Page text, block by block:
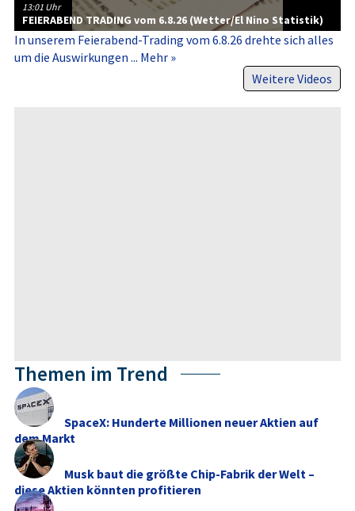
13:01 Uhr
FEIERABEND TRADING vom 6.8.26 (Wetter/El Nino Statistik)
In unserem Feierabend-​Trading vom 6.8.26 drehte sich alles
um die Auswirkungen ... Mehr »
Weitere Videos
Themen im Trend
SpaceX: Hunderte Millionen neuer Aktien auf
dem Markt
Musk baut die größte Chip-Fabrik der Welt –
diese Aktien könnten profitieren